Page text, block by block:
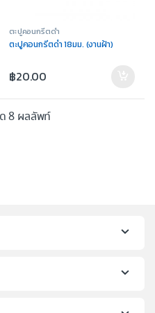
ตะปูคอนกรีตดำ
ตะปูคอนกรีตดำ 18มม. (งานฝ้า)
฿20.00
8 ผลลัพท์